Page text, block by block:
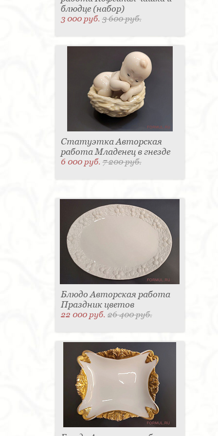
блюдце (набор)
3 000 руб.3 600 руб.
Статуэтка Авторская
работа Младенец в гнезде
6 000 руб.7 200 руб.
Блюдо Авторская работа
Праздник цветов
22 000 руб.26 400 руб.